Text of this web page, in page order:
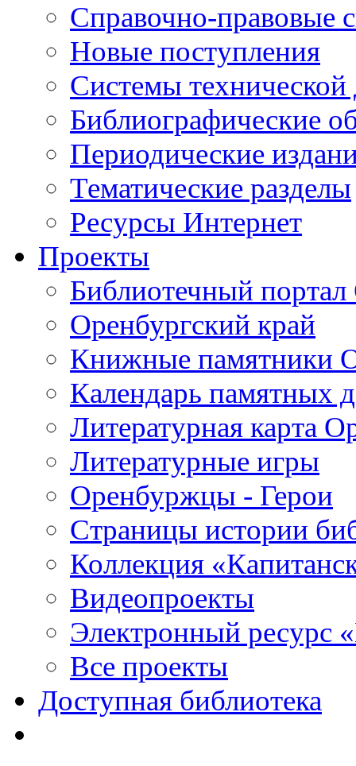
Справочно-правовые
Новые поступления
Cистемы
Библиографические
Периодические
Тематические разделы
Ресурсы Интернет
Проекты
Библиотечный портал
Оренбургский край
Книжные памятники
Календарь памятных
Литературная карта
Литературные игры
Оренбуржцы - Герои
Страницы истории
Коллекция
Видеопроекты
Электронный ресурс
Все проекты
Доступная библиотека